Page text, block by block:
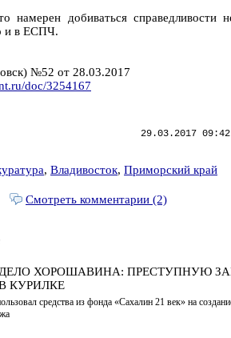
намерен добиваться справедливости
и в ЕСПЧ.
№52 от 28.03.2017
doc/3254167
29.03.2017
, Владивосток, Приморский край
Смотреть комментарии (2)
ХОРОШАВИНА: ПРЕСТУПНУЮ
КУРИЛКЕ
средства из фонда «Сахалин 21 век» на